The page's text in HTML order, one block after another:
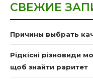
СВЕЖИЕ
Причины выбрать
Рідкісні різновиди
щоб знайти раритет